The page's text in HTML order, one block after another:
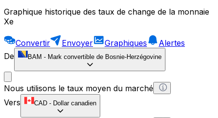
Graphique historique des taux de change de la monnaie
Xe
Convertir Envoyer Graphiques
Alertes
De
BAM - Mark convertible de Bosnie-Herzégovine
Nous utilisons le taux moyen du marché
Vers
CAD - Dollar canadien